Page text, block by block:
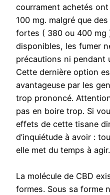
courrament achetés
100 mg. malgré que
fortes ( 380 ou 400 mg
disponibles, les fumer
précautions ni pendant
Cette dernière option
avantageuse par les
trop prononcé.
pas en boire trop. Si
effets de cette tisane
d’inquiétude à avoir :
elle met du temps à agir.
La molécule de CBD
formes. Sous sa forme